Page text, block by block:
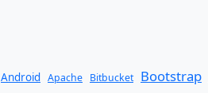
Android Apache Bitbucket Bootstrap